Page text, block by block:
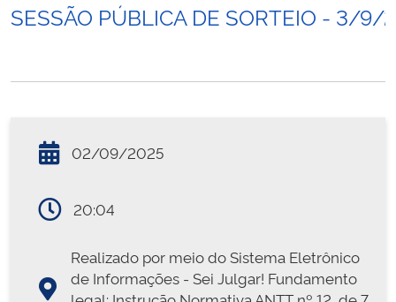
SESSÃO PÚBLICA DE SORTEIO - 3/9/
02/09/2025
20:04
Realizado por meio do Sistema Eletrônico
de Informações - Sei Julgar! Fundamento